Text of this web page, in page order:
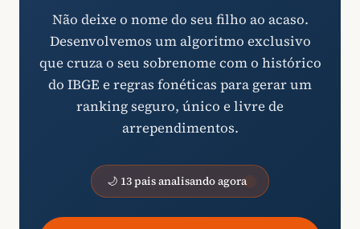
Não deixe o nome do seu filho ao acaso.
Desenvolvemos um algoritmo exclusivo
que cruza o seu sobrenome com o histórico
do IBGE e regras fonéticas para gerar um
ranking seguro, único e livre de
arrependimentos.
🌙 13 pais analisando agora